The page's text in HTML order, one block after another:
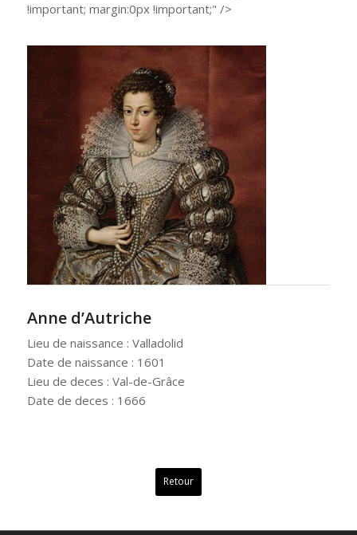
!important; margin:0px !important;" />
Anne d’Autriche
Lieu de naissance : Valladolid
Date de naissance : 1601
Lieu de deces : Val-de-Grâce
Date de deces : 1666
Retour